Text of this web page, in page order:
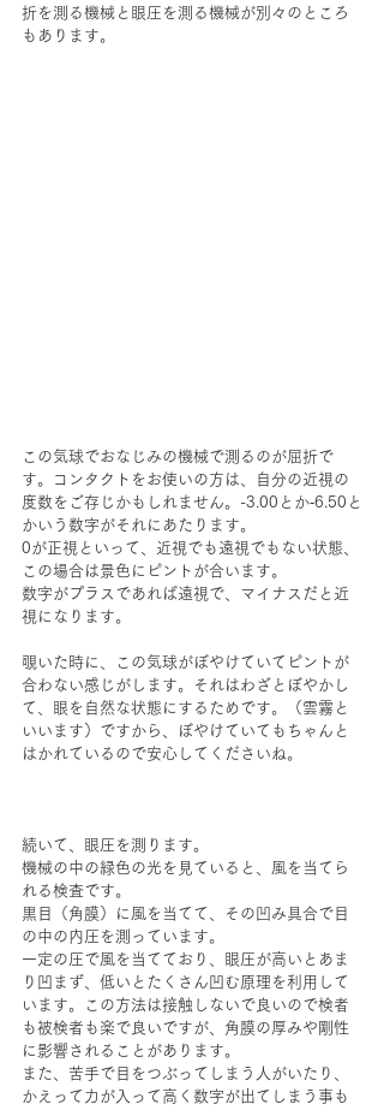
折を測る機械と眼圧を測る機械が別々のところ
もあります。
この気球でおなじみの機械で測るのが屈折で
す。コンタクトをお使いの方は、自分の近視の
度数をご存じかもしれません。-3.00とか‐6.50と
かいう数字がそれにあたります。
0が正視といって、近視でも遠視でもない状態、
この場合は景色にピントが合います。
数字がプラスであれば遠視で、マイナスだと近
視になります。
覗いた時に、この気球がぼやけていてピントが
合わない感じがします。それはわざとぼやかし
て、眼を自然な状態にするためです。（雲霧と
いいます）ですから、ぼやけていてもちゃんと
はかれているので安心してくださいね。
続いて、眼圧を測ります。
機械の中の緑色の光を見ていると、風を当てら
れる検査です。
黒目（角膜）に風を当てて、その凹み具合で目
の中の内圧を測っています。
一定の圧で風を当てており、眼圧が高いとあま
り凹まず、低いとたくさん凹む原理を利用して
います。この方法は接触しないで良いので検者
も被検者も楽で良いですが、角膜の厚みや剛性
に影響されることがあります。
また、苦手で目をつぶってしまう人がいたり、
かえって力が入って高く数字が出てしまう事も